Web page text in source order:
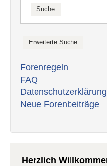
Forenregeln
FAQ
Datenschutzerklärung
Neue Forenbeiträge
Herzlich